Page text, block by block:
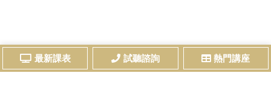
最新課表 試聽諮詢 熱門講座